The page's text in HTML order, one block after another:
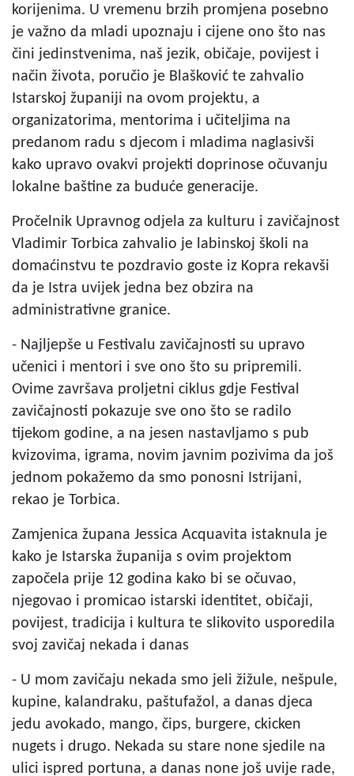
korijenima. U vremenu brzih promjena posebno
je važno da mladi upoznaju i cijene ono što nas
čini jedinstvenima, naš jezik, običaje, povijest i
način života, poručio je Blašković te zahvalio
Istarskoj županiji na ovom projektu, a
organizatorima, mentorima i učiteljima na
predanom radu s djecom i mladima naglasivši
kako upravo ovakvi projekti doprinose očuvanju
lokalne baštine za buduće generacije.
Pročelnik Upravnog odjela za kulturu i zavičajnost
Vladimir Torbica zahvalio je labinskoj školi na
domaćinstvu te pozdravio goste iz Kopra rekavši
da je Istra uvijek jedna bez obzira na
administrativne granice.
- Najljepše u Festivalu zavičajnosti su upravo
učenici i mentori i sve ono što su pripremili.
Ovime završava proljetni ciklus gdje Festival
zavičajnosti pokazuje sve ono što se radilo
tijekom godine, a na jesen nastavljamo s pub
kvizovima, igrama, novim javnim pozivima da još
jednom pokažemo da smo ponosni Istrijani,
rekao je Torbica.
Zamjenica župana Jessica Acquavita istaknula je
kako je Istarska županija s ovim projektom
započela prije 12 godina kako bi se očuvao,
njegovao i promicao istarski identitet, običaji,
povijest, tradicija i kultura te slikovito usporedila
svoj zavičaj nekada i danas
- U mom zavičaju nekada smo jeli žižule, nešpule,
kupine, kalandraku, paštufažol, a danas djeca
jedu avokado, mango, čips, burgere, ckicken
nugets i drugo. Nekada su stare none sjedile na
ulici ispred portuna, a danas none još uvije rade,